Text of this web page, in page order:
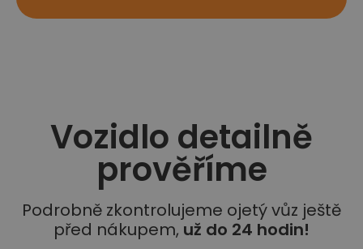
Vozidlo detailně
prověříme
Podrobně zkontrolujeme ojetý vůz ještě
před nákupem, už do 24 hodin!